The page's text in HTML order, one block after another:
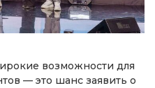
возможности для
— это шанс заявить о